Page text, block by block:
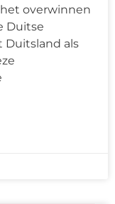
overwinnen
Duitse
Duitsland als